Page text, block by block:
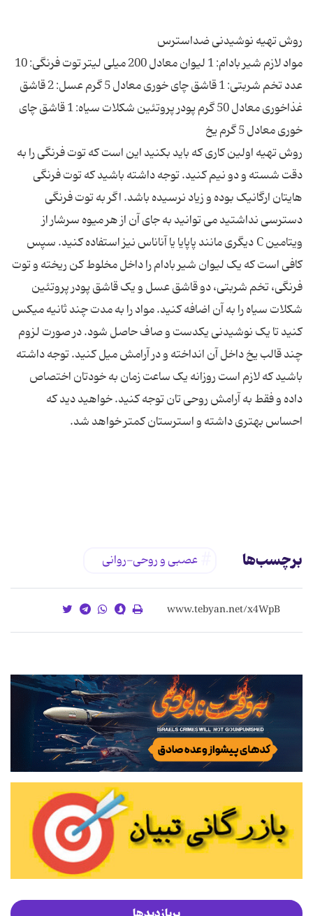
مواد لازم شیر بادام: 1 لیوان معادل 200 میلی لیتر توت فرنگی: 10
عدد تخم شربتی: 1 قاشق چای خوری معادل 5 گرم عسل: 2 قاشق
غذاخوری معادل 50 گرم پودر پروتئین شکلات سیاه: 1 قاشق چای
روش تهیه اولین کاری که باید بکنید این است که توت فرنگی را به
دقت شسته و دو نیم کنید. توجه داشته باشید که توت فرنگی
هایتان ارگانیک بوده و زیاد نرسیده باشد. اگر به توت فرنگی
دسترسی نداشتید می توانید به جای آن از هر میوه سرشار از
ویتامین C دیگری مانند پاپایا یا آناناس نیز استفاده کنید. سپس
کافی است که یک لیوان شیر بادام را داخل مخلوط کن ریخته و توت
فرنگی، تخم شربتی، دو قاشق عسل و یک قاشق پودر پروتئین
شکلات سیاه را به آن اضافه کنید. مواد را به مدت چند ثانیه میکس
کنید تا یک نوشیدنی یکدست و صاف حاصل شود. در صورت لزوم
چند قالب یخ داخل آن انداخته و در آرامش میل کنید. توجه داشته
باشید که لازم است روزانه یک ساعت زمان به خودتان اختصاص
داده و فقط به آرامش روحی تان توجه کنید. خواهید دید که
برچسب‌ها عصبی و روحی-روانی